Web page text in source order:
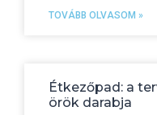
TOVÁBB OLVASOM »
Étkezőpad: a
örök darabja